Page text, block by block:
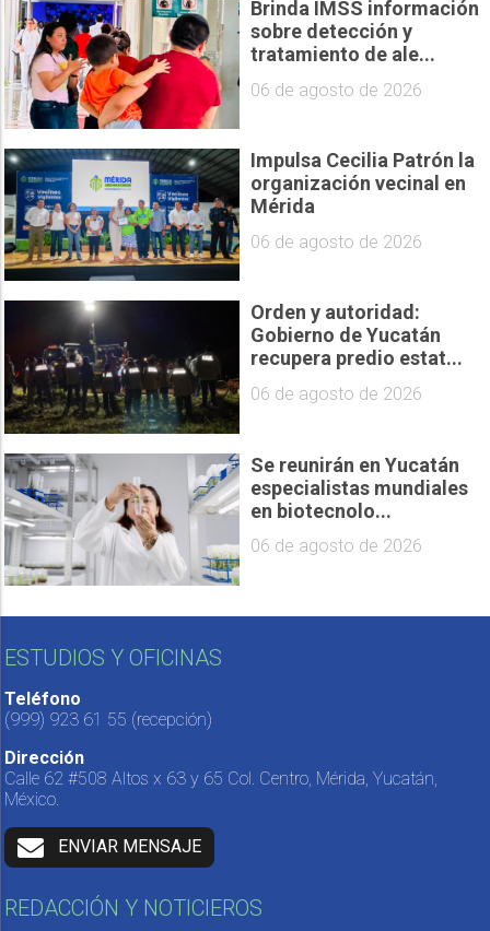
Brinda IMSS información
sobre detección y
tratamiento de ale...
06 de agosto de 2026
Impulsa Cecilia Patrón la
organización vecinal en
Mérida
06 de agosto de 2026
Orden y autoridad:
Gobierno de Yucatán
recupera predio estat...
06 de agosto de 2026
Se reunirán en Yucatán
especialistas mundiales
en biotecnolo...
06 de agosto de 2026
ESTUDIOS Y OFICINAS
Teléfono
(999) 923 61 55 (recepción)
Dirección
Calle 62 #508 Altos x 63 y 65 Col. Centro, Mérida, Yucatán,
México.
ENVIAR MENSAJE
REDACCIÓN Y NOTICIEROS